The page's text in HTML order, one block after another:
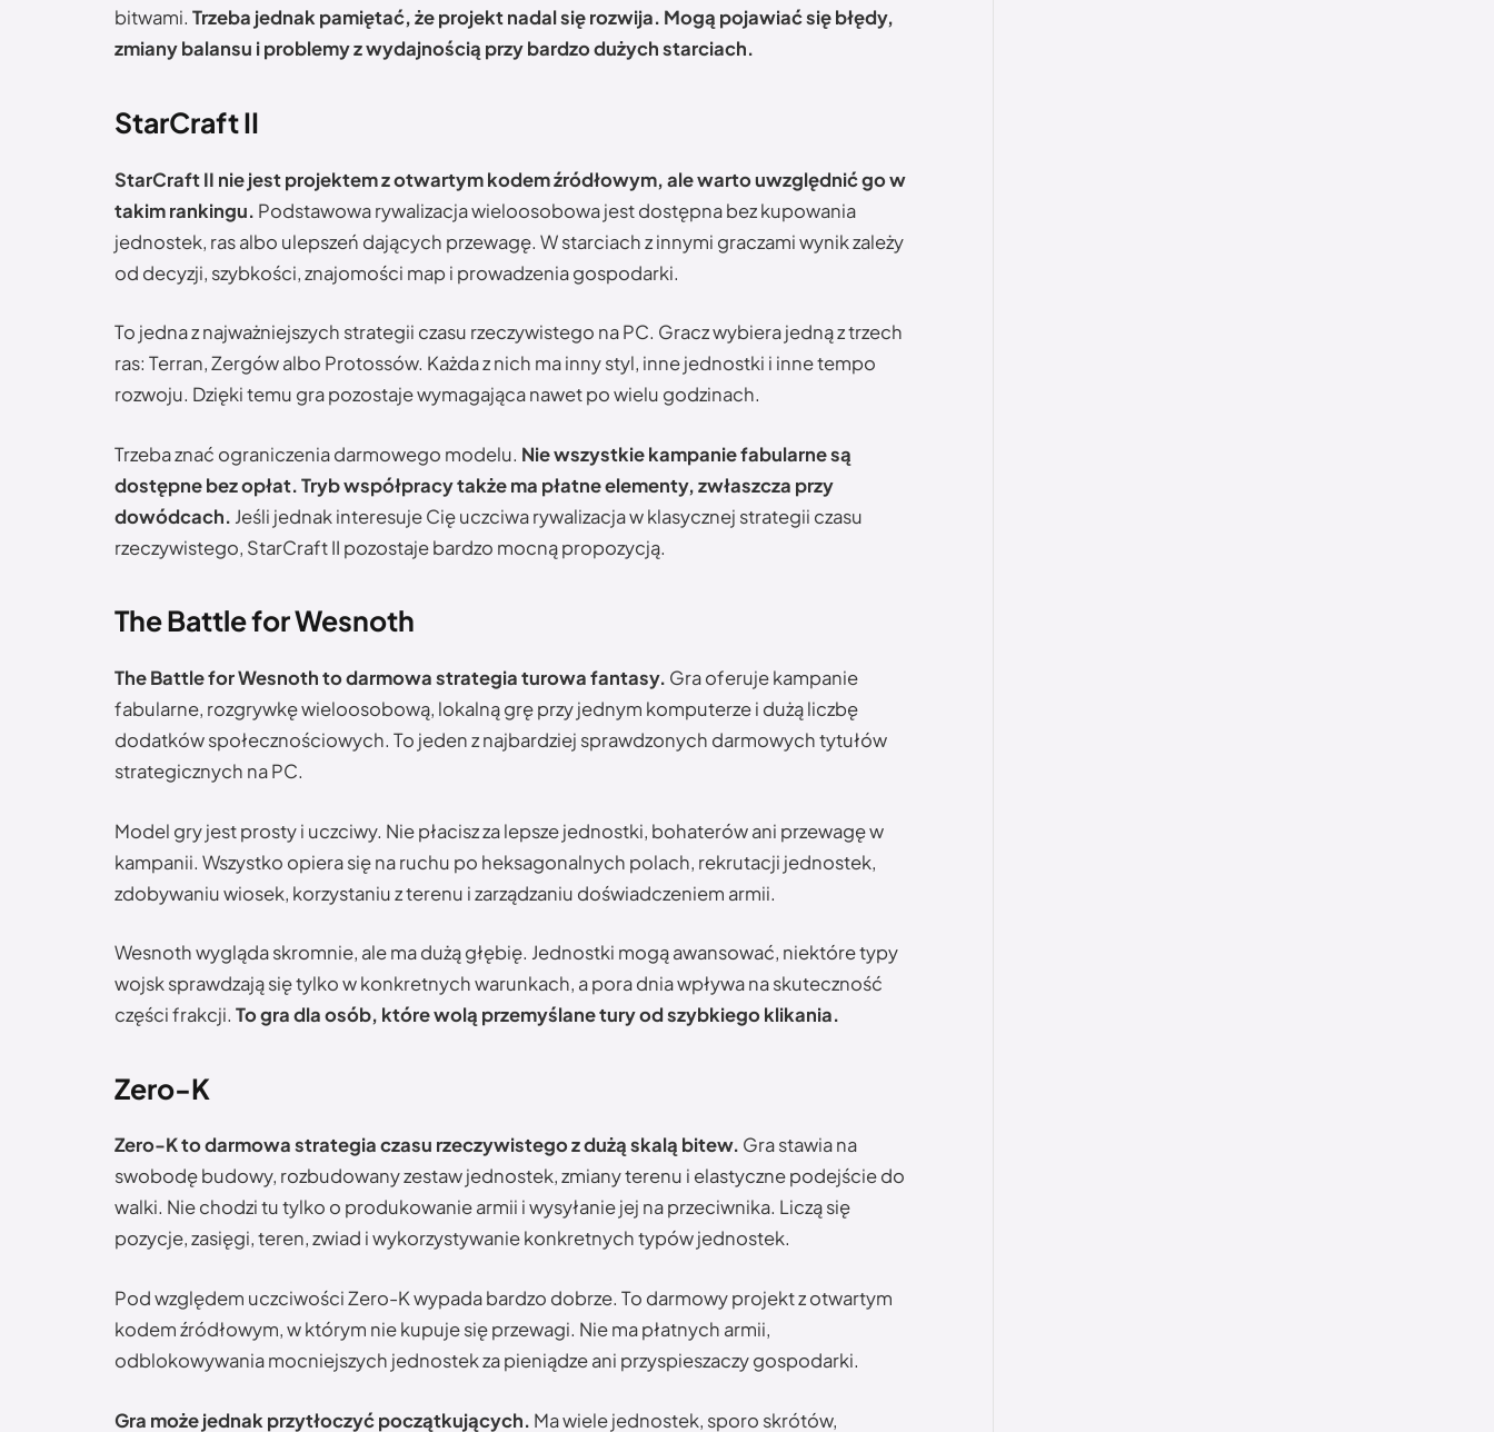
bitwami. Trzeba jednak pamiętać, że projekt nadal się rozwija. Mogą pojawiać się błędy,
zmiany balansu i problemy z wydajnością przy bardzo dużych starciach.
StarCraft II
StarCraft II nie jest projektem z otwartym kodem źródłowym, ale warto uwzględnić go w
takim rankingu. Podstawowa rywalizacja wieloosobowa jest dostępna bez kupowania
jednostek, ras albo ulepszeń dających przewagę. W starciach z innymi graczami wynik zależy
od decyzji, szybkości, znajomości map i prowadzenia gospodarki.
To jedna z najważniejszych strategii czasu rzeczywistego na PC. Gracz wybiera jedną z trzech
ras: Terran, Zergów albo Protossów. Każda z nich ma inny styl, inne jednostki i inne tempo
rozwoju. Dzięki temu gra pozostaje wymagająca nawet po wielu godzinach.
Trzeba znać ograniczenia darmowego modelu. Nie wszystkie kampanie fabularne są
dostępne bez opłat. Tryb współpracy także ma płatne elementy, zwłaszcza przy
dowódcach. Jeśli jednak interesuje Cię uczciwa rywalizacja w klasycznej strategii czasu
rzeczywistego, StarCraft II pozostaje bardzo mocną propozycją.
The Battle for Wesnoth
The Battle for Wesnoth to darmowa strategia turowa fantasy. Gra oferuje kampanie
fabularne, rozgrywkę wieloosobową, lokalną grę przy jednym komputerze i dużą liczbę
dodatków społecznościowych. To jeden z najbardziej sprawdzonych darmowych tytułów
strategicznych na PC.
Model gry jest prosty i uczciwy. Nie płacisz za lepsze jednostki, bohaterów ani przewagę w
kampanii. Wszystko opiera się na ruchu po heksagonalnych polach, rekrutacji jednostek,
zdobywaniu wiosek, korzystaniu z terenu i zarządzaniu doświadczeniem armii.
Wesnoth wygląda skromnie, ale ma dużą głębię. Jednostki mogą awansować, niektóre typy
wojsk sprawdzają się tylko w konkretnych warunkach, a pora dnia wpływa na skuteczność
części frakcji. To gra dla osób, które wolą przemyślane tury od szybkiego klikania.
Zero-K
Zero-K to darmowa strategia czasu rzeczywistego z dużą skalą bitew. Gra stawia na
swobodę budowy, rozbudowany zestaw jednostek, zmiany terenu i elastyczne podejście do
walki. Nie chodzi tu tylko o produkowanie armii i wysyłanie jej na przeciwnika. Liczą się
pozycje, zasięgi, teren, zwiad i wykorzystywanie konkretnych typów jednostek.
Pod względem uczciwości Zero-K wypada bardzo dobrze. To darmowy projekt z otwartym
kodem źródłowym, w którym nie kupuje się przewagi. Nie ma płatnych armii,
odblokowywania mocniejszych jednostek za pieniądze ani przyspieszaczy gospodarki.
Gra może jednak przytłoczyć początkujących. Ma wiele jednostek, sporo skrótów,